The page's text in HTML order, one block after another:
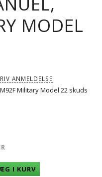
MODEL
ANMELDELSE
Military Model 22 skuds
I KURV